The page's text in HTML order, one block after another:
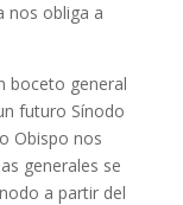
nos obliga a
boceto general
futuro Sínodo
Obispo nos
generales se
a partir del